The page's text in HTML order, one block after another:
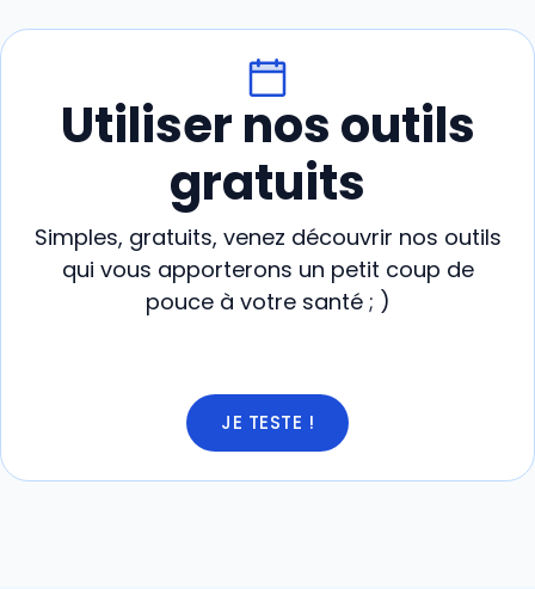
Utiliser nos outils
gratuits
Simples, gratuits, venez découvrir nos outils
qui vous apporterons un petit coup de
pouce à votre santé ; )
JE TESTE !